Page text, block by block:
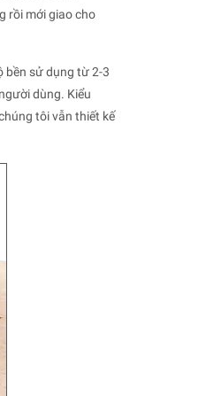
rồi mới giao cho
bền sử dụng từ 2-3
dùng. Kiểu
tôi vẫn thiết kế